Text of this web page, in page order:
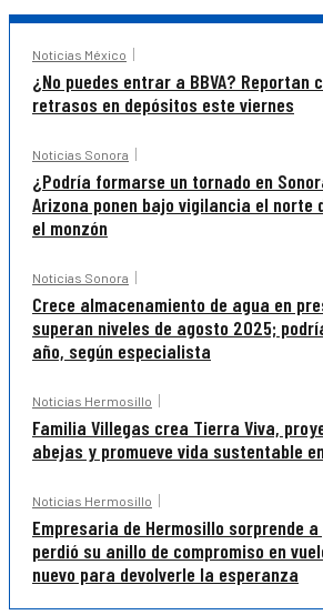
Noticias México
¿No puedes entrar a BBVA? Reportan
retrasos en depósitos este viernes
Noticias Sonora
¿Podría formarse un tornado en
Arizona ponen bajo vigilancia el norte
el monzón
Noticias Sonora
Crece almacenamiento de agua en
superan niveles de agosto 2025;
año, según especialista
Noticias Hermosillo
Familia Villegas crea Tierra Viva,
abejas y promueve vida sustentable
Noticias Hermosillo
Empresaria de Hermosillo sorprende
perdió su anillo de compromiso en
nuevo para devolverle la esperanza